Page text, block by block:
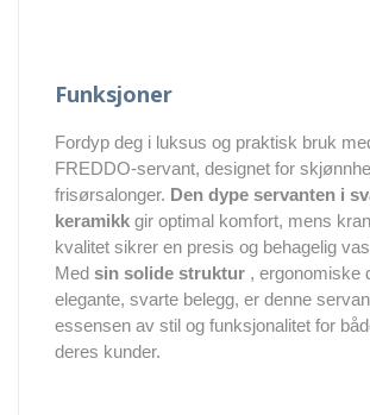
Funksjoner
Fordyp deg i luksus og praktisk bruk
FREDDO-servant, designet for
frisørsalonger. Den dype servanten i
keramikk gir optimal komfort, mens
kvalitet sikrer en presis og behagelig
Med sin solide struktur , ergonomiske
elegante, svarte belegg, er denne
essensen av stil og funksjonalitet for
deres kunder.